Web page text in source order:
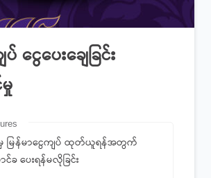
ေပေးချေခြင်း
မှ မြန်မာငွေကျပ် ထုတ်ယူရန်အတွက်
ခ ပေးရန်မလိုခြင်း